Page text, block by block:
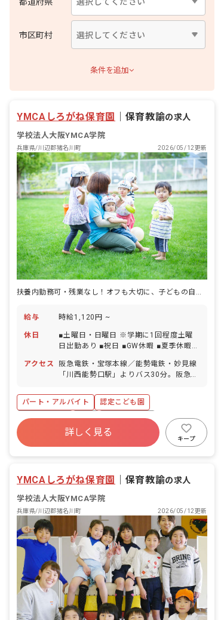
市区町村
条件を追加
YMCAしろがね保育園 保育教諭の求人
学校法人大阪YMCA学院
兵庫県/川辺郡猪名川町 2026/05/12更新
扶養内勤務可・残業なし！オフも大切に、子どもの自主性を大切にした保育を
給与 時給1,120円 ~
休日
■土曜日・日曜日 ※学期に1回程度土曜
日出勤あり ■祝日 ■GW休暇 ■夏季休暇
1/3） ■有給休暇（法定通り加入） ■慶
弔休暇 ■産前産後・育児休暇 ■特別休暇
アクセス
阪急電鉄・宝塚本線／能勢電鉄・妙見線
「川西能勢口駅」よりバス30分。阪急バ
■マイカー通勤可（無料駐車場あり）
パート・アルバイト
認定こども園
社会保険完備
有給
福利厚生充実
産休育休制度
詳しく見る
キープ
YMCAしろがね保育園 保育教諭の求人
学校法人大阪YMCA学院
兵庫県/川辺郡猪名川町 2026/05/12更新